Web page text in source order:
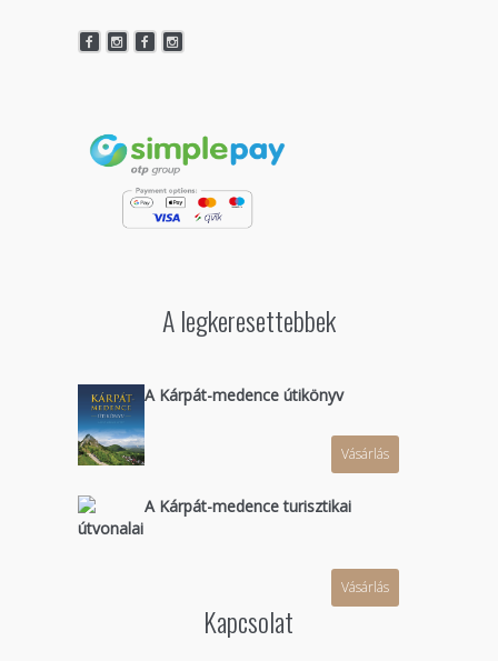
A legkeresettebbek
A Kárpát-medence útikönyv
Vásárlás
A Kárpát-medence turisztikai
útvonalai
Vásárlás
Kapcsolat